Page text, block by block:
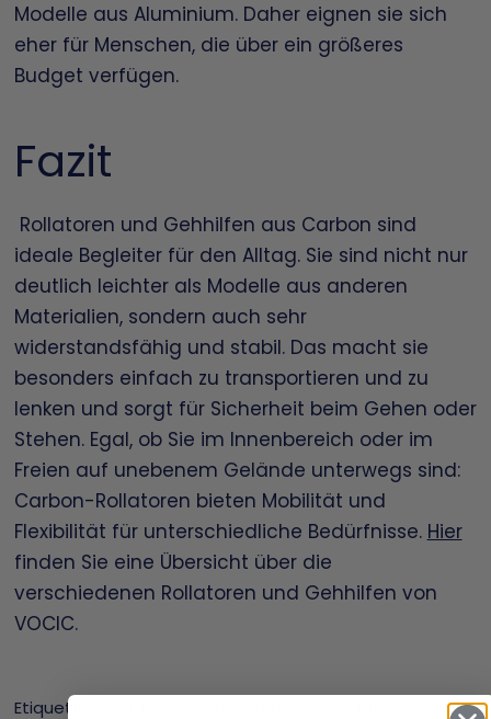
Modelle aus Aluminium. Daher eignen sie sich
eher für Menschen, die über ein größeres
Budget verfügen.
Fazit
Rollatoren und Gehhilfen aus Carbon sind
ideale Begleiter für den Alltag. Sie sind nicht nur
deutlich leichter als Modelle aus anderen
Materialien, sondern auch sehr
widerstandsfähig und stabil. Das macht sie
besonders einfach zu transportieren und zu
lenken und sorgt für Sicherheit beim Gehen oder
Stehen. Egal, ob Sie im Innenbereich oder im
Freien auf unebenem Gelände unterwegs sind:
Carbon-Rollatoren bieten Mobilität und
Flexibilität für unterschiedliche Bedürfnisse. Hier
finden Sie eine Übersicht über die
verschiedenen Rollatoren und Gehhilfen von
VOCIC.
Etiquette: